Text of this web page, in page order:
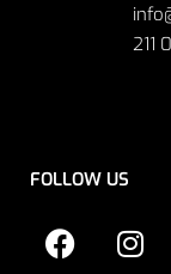
211
FOLLOW US